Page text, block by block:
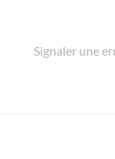
Signaler une